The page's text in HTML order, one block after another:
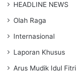
HEADLINE NEWS
Olah Raga
Internasional
Laporan Khusus
Arus Mudik Idul Fitri